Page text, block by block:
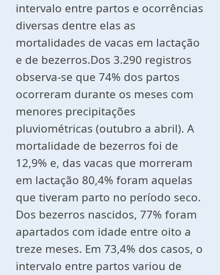
intervalo entre partos e ocorrências
diversas dentre elas as
mortalidades de vacas em lactação
e de bezerros.Dos 3.290 registros
observa-se que 74% dos partos
ocorreram durante os meses com
menores precipitações
pluviométricas (outubro a abril). A
mortalidade de bezerros foi de
12,9% e, das vacas que morreram
em lactação 80,4% foram aquelas
que tiveram parto no período seco.
Dos bezerros nascidos, 77% foram
apartados com idade entre oito a
treze meses. Em 73,4% dos casos, o
intervalo entre partos variou de